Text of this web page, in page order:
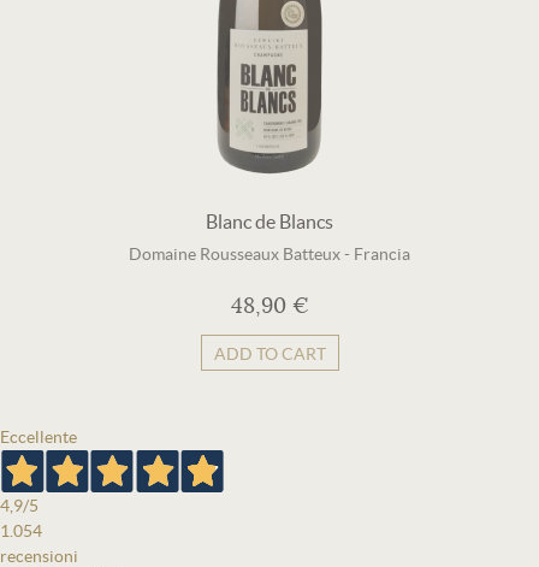
Blanc de Blancs
Domaine Rousseaux Batteux- Francia
48,90 €
ADD TO CART
Eccellente
4,9/5
1.054
recensioni